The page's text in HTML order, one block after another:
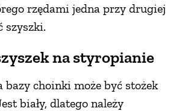
rzędami jedna przy drugiej
szyszki.
na styropianie
choinki może być stożek
biały, dlatego należy